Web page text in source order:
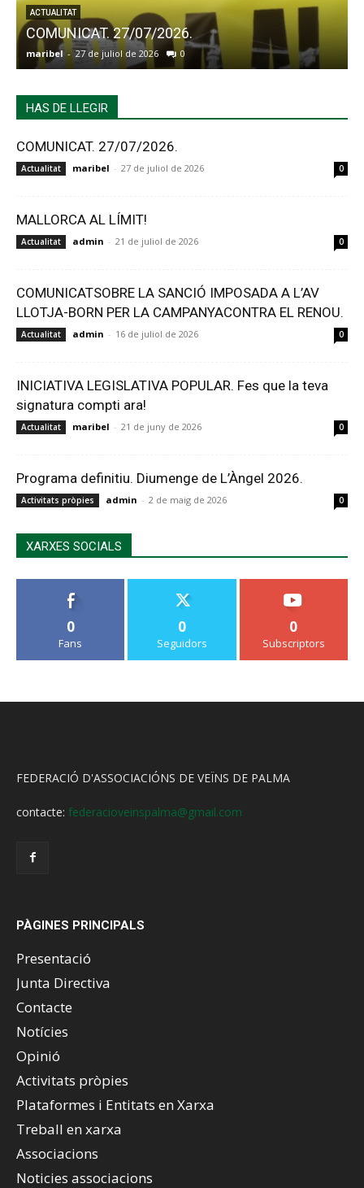
ACTUALITAT
COMUNICAT. 27/07/2026.
maribel - 27 de juliol de 2026 0
HAS DE LLEGIR
COMUNICAT. 27/07/2026.
Actualitat maribel - 27 de juliol de 2026 0
MALLORCA AL LÍMIT!
Actualitat admin - 21 de juliol de 2026 0
COMUNICATSOBRE LA SANCIÓ IMPOSADA A L’AV
LLOTJA-BORN PER LA CAMPANYACONTRA EL RENOU.
Actualitat admin - 16 de juliol de 2026 0
INICIATIVA LEGISLATIVA POPULAR. Fes que la teva
signatura compti ara!
Actualitat maribel - 21 de juny de 2026 0
Programa definitiu. Diumenge de L’Àngel 2026.
Activitats pròpies admin - 2 de maig de 2026 0
XARXES SOCIALS
0
Fans
0
Seguidors
0
Subscriptors
FEDERACIÓ D'ASSOCIACIÓNS DE VEÏNS DE PALMA
contacte: federacioveinspalma@gmail.com
PÀGINES PRINCIPALS
Presentació
Junta Directiva
Contacte
Notícies
Opinió
Activitats pròpies
Plataformes i Entitats en Xarxa
Treball en xarxa
Associacions
Noticies associacions